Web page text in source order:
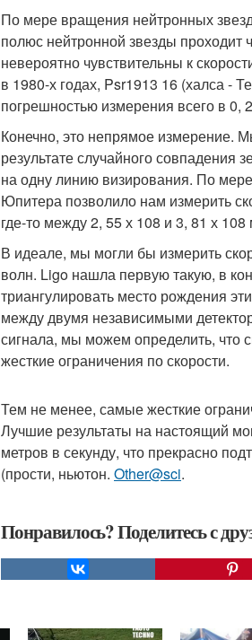
По мере вращения нейтронных
полюс нейтронной звезды
невероятно чувствительны к
в 1980-х годах, Psr1913 16 (халса -
погрешностью измерения всего в 0,
Конечно, это непрямое измерение.
результате случайного
на одну линию визирования. По
Юпитера позволило нам измерить
где-то между 2, 55 х 108 и 3, 81 х
В идеале, мы могли бы измерить
волн. Ligo нашла первую такую, в
триангулировать место рождения
между двумя независимыми
сигнала, мы можем определить, что
жесткие ограничения по скорости.
Тем не менее, самые жесткие
Лучшие результаты на настоящий
метров в секунду, что прекрасно
(прости, ньютон. Other@sci.
Понравилось? Поделитесь с